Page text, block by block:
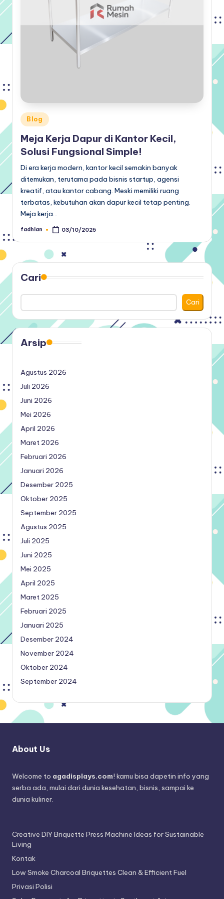
Posted
in
Blog
Meja Kerja Dapur di Kantor Kecil,
Solusi Fungsional Simple!
Di era kerja modern, kantor kecil semakin banyak
ditemukan, terutama pada bisnis startup, agensi
kreatif, atau kantor cabang. Meski memiliki ruang
terbatas, kebutuhan akan dapur kecil tetap penting.
Meja kerja…
Posted
fadhlan 03/10/2025
Cari
Cari
Arsip
Agustus 2026
Juli 2026
Juni 2026
Mei 2026
April 2026
Maret 2026
Februari 2026
Januari 2026
Desember 2025
Oktober 2025
September 2025
Agustus 2025
Juli 2025
Juni 2025
Mei 2025
April 2025
Maret 2025
Februari 2025
Januari 2025
Desember 2024
November 2024
Oktober 2024
September 2024
About Us
Welcome to agadisplays.com! kamu bisa dapetin info yang
serba ada, mulai dari dunia kesehatan, bisnis, sampai ke
dunia kuliner.
Creative DIY Briquette Press Machine Ideas for Sustainable
Living
Kontak
Low Smoke Charcoal Briquettes Clean & Efficient Fuel
Privasi Polisi